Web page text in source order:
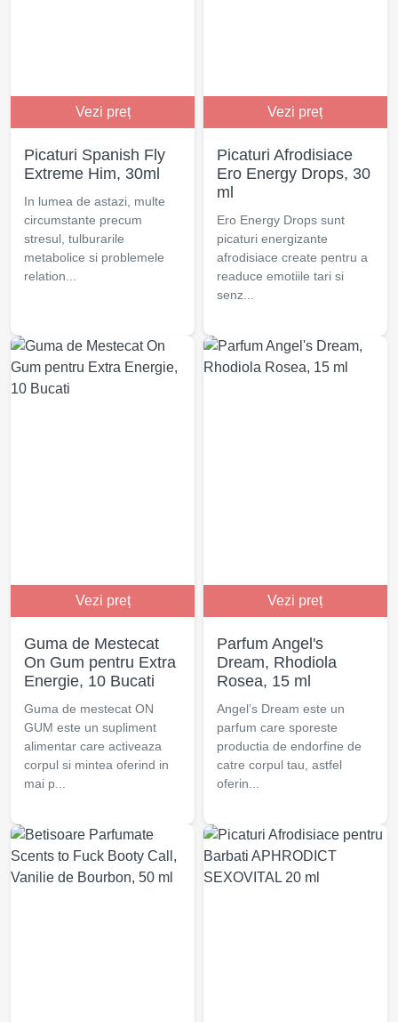
Vezi preț
Picaturi Spanish Fly
Extreme Him, 30ml
In lumea de astazi, multe
circumstante precum
stresul, tulburarile
metabolice si problemele
relation...
Vezi preț
Picaturi Afrodisiace
Ero Energy Drops, 30
ml
Ero Energy Drops sunt
picaturi energizante
afrodisiace create pentru a
readuce emotiile tari si
senz...
Vezi preț
Guma de Mestecat
On Gum pentru Extra
Energie, 10 Bucati
Guma de mestecat ON
GUM este un supliment
alimentar care activeaza
corpul si mintea oferind in
mai p...
Vezi preț
Parfum Angel's
Dream, Rhodiola
Rosea, 15 ml
Angel’s Dream este un
parfum care sporeste
productia de endorfine de
catre corpul tau, astfel
oferin...